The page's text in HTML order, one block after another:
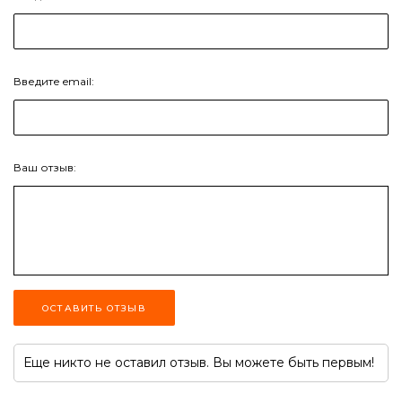
Введите email:
Ваш отзыв:
ОСТАВИТЬ ОТЗЫВ
Еще никто не оставил отзыв. Вы можете быть первым!